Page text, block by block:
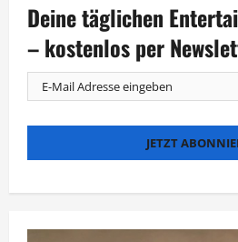
„Pool-
Wiesn“
Deine täglichen
– kostenlos per